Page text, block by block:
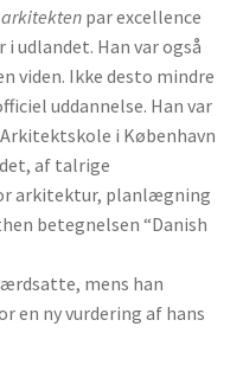
arkitekten par excellence
udlandet. Han var også
viden. Ikke desto mindre
uddannelse. Han var
i København
af talrige
arkitektur, planlægning
betegnelsen “Danish
mens han
en ny vurdering af hans